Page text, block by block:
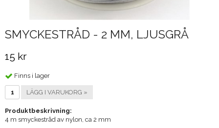
SMYCKESTRÅD - 2 MM, LJUSGRÅ
15 kr
Finns i lager
LÄGG I VARUKORG »
Produktbeskrivning:
4 m smyckestråd av nylon, ca 2 mm